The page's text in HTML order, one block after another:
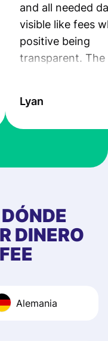
and all needed
visible like fees
positive being
transparent. The
the exchange
at Profee is very
first started
app, and they
quick to provide
and helpful
Recommend it!
Lyan
DINERO
Alemania